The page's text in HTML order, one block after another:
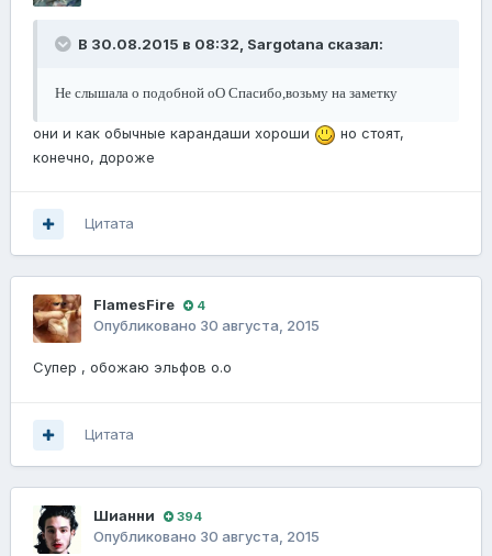
В 30.08.2015 в 08:32, Sargotana сказал:
Не слышала о подобной оО Спасибо,возьму на заметку
они и как обычные карандаши хороши
но стоят,
конечно, дороже
Цитата
FlamesFire 4
Опубликовано 30 августа, 2015
Супер , обожаю эльфов o.o
Цитата
Шианни 394
Опубликовано 30 августа, 2015